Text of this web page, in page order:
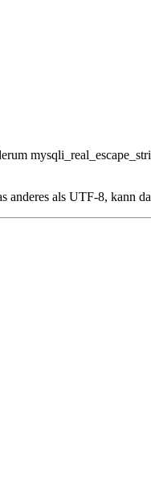
als UTF-8, kann